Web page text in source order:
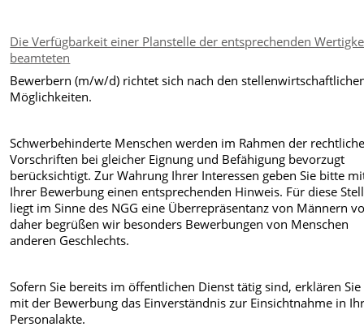
Die Verfügbarkeit einer Planstelle der entsprechenden
beamteten
Bewerbern (m/w/d) richtet sich nach den
Möglichkeiten.
Schwerbehinderte Menschen werden im Rahmen der
Vorschriften bei gleicher Eignung und Befähigung bevorzugt
berücksichtigt. Zur Wahrung Ihrer Interessen geben Sie bitte
Ihrer Bewerbung einen entsprechenden Hinweis. Für diese
liegt im Sinne des NGG eine Überrepräsentanz von Männern
daher begrüßen wir besonders Bewerbungen von Menschen
anderen Geschlechts.
Sofern Sie bereits im öffentlichen Dienst tätig sind, erklären
mit der Bewerbung das Einverständnis zur Einsichtnahme in
Personalakte.